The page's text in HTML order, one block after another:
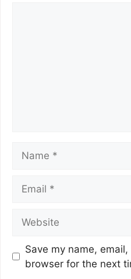
Save my name,
browser for the next